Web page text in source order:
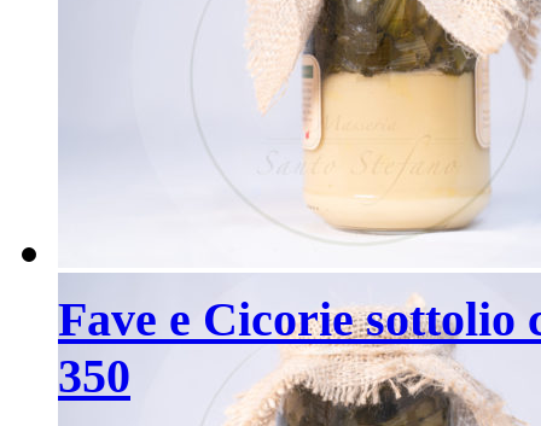
Fave e Cicorie sottolio
350